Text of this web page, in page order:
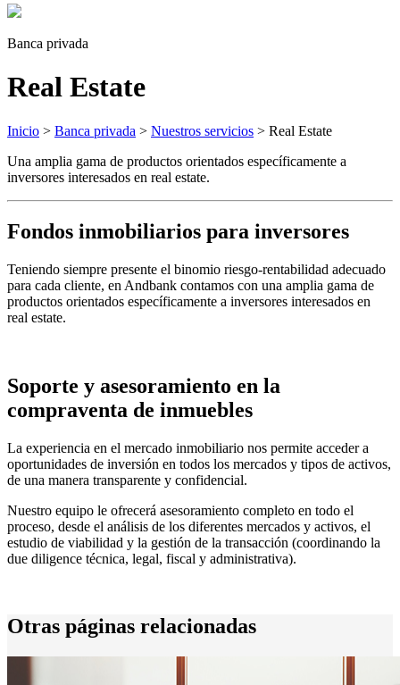
Banca privada
Real Estate
Inicio > Banca privada > Nuestros servicios > Real Estate
Una amplia gama de productos orientados específicamente a
inversores interesados en real estate.
Fondos inmobiliarios para inversores
Teniendo siempre presente el binomio riesgo-rentabilidad adecuado
para cada cliente, en Andbank contamos con una amplia gama de
productos orientados específicamente a inversores interesados en
real estate.
Soporte y asesoramiento en la
compraventa de inmuebles
La experiencia en el mercado inmobiliario nos permite acceder a
oportunidades de inversión en todos los mercados y tipos de activos,
de una manera transparente y confidencial.
Nuestro equipo le ofrecerá asesoramiento completo en todo el
proceso, desde el análisis de los diferentes mercados y activos, el
estudio de viabilidad y la gestión de la transacción (coordinando la
due diligence técnica, legal, fiscal y administrativa).
Otras páginas relacionadas